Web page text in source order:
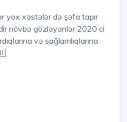
yox xəstələr də şəfa tapır
növbə gözləyənlər 2020 ci
və sağlamlıqlarına